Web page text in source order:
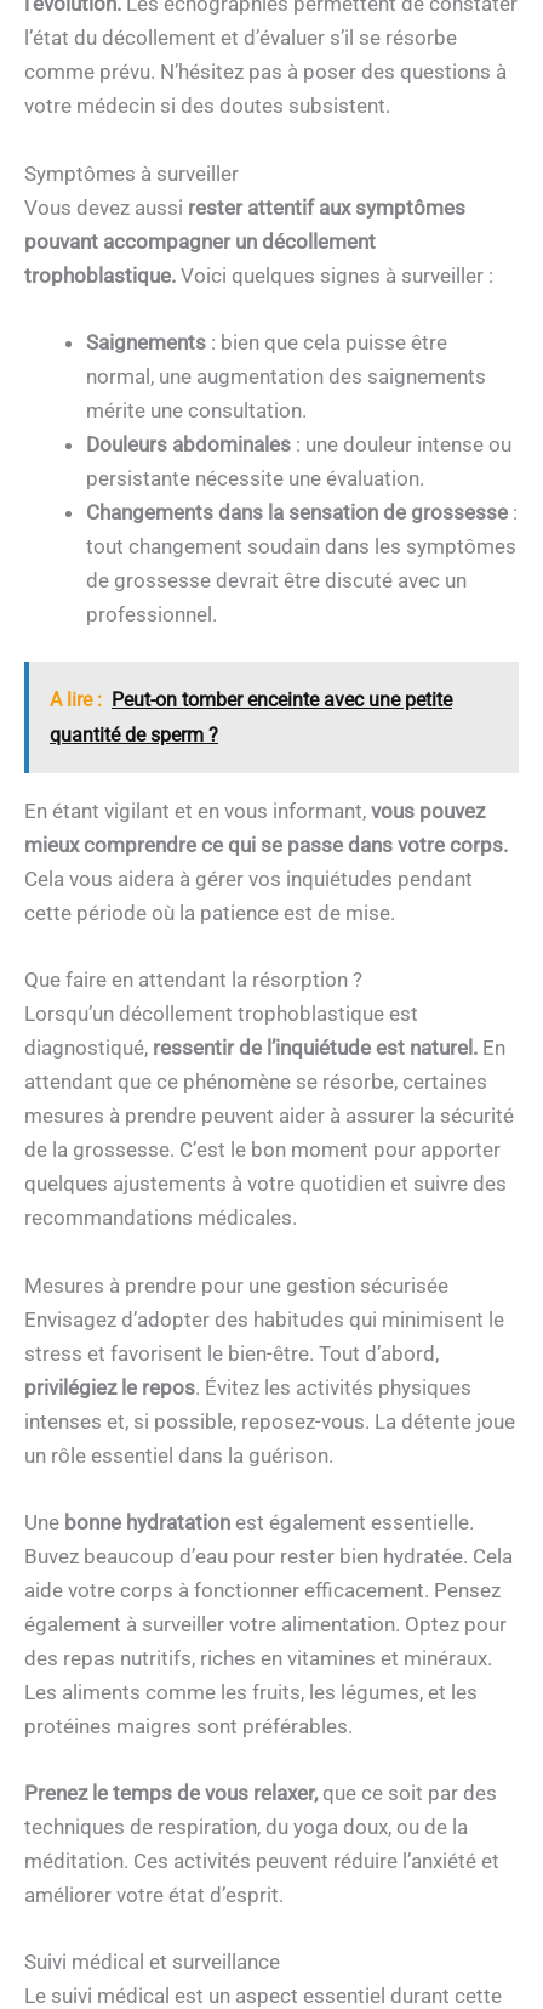
l’état du décollement et d’évaluer s’il se résorbe
comme prévu. N’hésitez pas à poser des questions à
votre médecin si des doutes subsistent.
Symptômes à surveiller
Vous devez aussi rester attentif aux symptômes
pouvant accompagner un décollement
trophoblastique. Voici quelques signes à surveiller :
Saignements : bien que cela puisse être
normal, une augmentation des saignements
mérite une consultation.
Douleurs abdominales : une douleur intense ou
persistante nécessite une évaluation.
Changements dans la sensation de grossesse :
tout changement soudain dans les symptômes
de grossesse devrait être discuté avec un
professionnel.
A lire : Peut-on tomber enceinte avec une petite
quantité de sperm ?
En étant vigilant et en vous informant, vous pouvez
mieux comprendre ce qui se passe dans votre corps.
Cela vous aidera à gérer vos inquiétudes pendant
cette période où la patience est de mise.
Que faire en attendant la résorption ?
Lorsqu’un décollement trophoblastique est
diagnostiqué, ressentir de l’inquiétude est naturel. En
attendant que ce phénomène se résorbe, certaines
mesures à prendre peuvent aider à assurer la sécurité
de la grossesse. C’est le bon moment pour apporter
quelques ajustements à votre quotidien et suivre des
recommandations médicales.
Mesures à prendre pour une gestion sécurisée
Envisagez d’adopter des habitudes qui minimisent le
stress et favorisent le bien-être. Tout d’abord,
privilégiez le repos. Évitez les activités physiques
intenses et, si possible, reposez-vous. La détente joue
un rôle essentiel dans la guérison.
Une bonne hydratation est également essentielle.
Buvez beaucoup d’eau pour rester bien hydratée. Cela
aide votre corps à fonctionner efficacement. Pensez
également à surveiller votre alimentation. Optez pour
des repas nutritifs, riches en vitamines et minéraux.
Les aliments comme les fruits, les légumes, et les
protéines maigres sont préférables.
Prenez le temps de vous relaxer,que ce soit par des
techniques de respiration, du yoga doux, ou de la
méditation. Ces activités peuvent réduire l’anxiété et
améliorer votre état d’esprit.
Suivi médical et surveillance
Le suivi médical est un aspect essentiel durant cette